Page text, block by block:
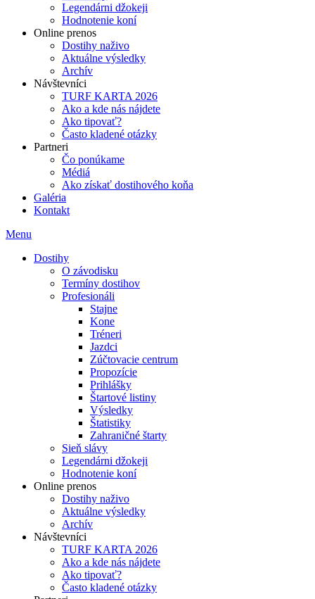
Legendárni džokeji
Hodnotenie koní
Online prenos
Dostihy naživo
Aktuálne výsledky
Archív
Návštevníci
TURF KARTA 2026
Ako a kde nás nájdete
Ako tipovať?
Často kladené otázky
Partneri
Čo ponúkame
Médiá
Ako získať dostihového koňa
Galéria
Kontakt
Menu
Dostihy
O závodisku
Termíny dostihov
Profesionáli
Stajne
Kone
Tréneri
Jazdci
Zúčtovacie centrum
Propozície
Prihlášky
Štartové listiny
Výsledky
Štatistiky
Zahraničné štarty
Sieň slávy
Legendárni džokeji
Hodnotenie koní
Online prenos
Dostihy naživo
Aktuálne výsledky
Archív
Návštevníci
TURF KARTA 2026
Ako a kde nás nájdete
Ako tipovať?
Často kladené otázky